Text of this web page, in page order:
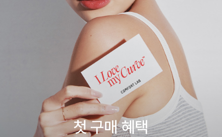
첫 구매 혜택